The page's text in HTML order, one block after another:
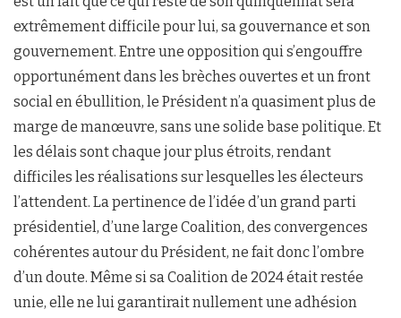
extrêmement difficile pour lui, sa gouvernance et son
gouvernement. Entre une opposition qui s’engouffre
opportunément dans les brèches ouvertes et un front
social en ébullition, le Président n’a quasiment plus de
marge de manœuvre, sans une solide base politique. Et
les délais sont chaque jour plus étroits, rendant
difficiles les réalisations sur lesquelles les électeurs
l’attendent. La pertinence de l’idée d’un grand parti
présidentiel, d’une large Coalition, des convergences
cohérentes autour du Président, ne fait donc l’ombre
d’un doute. Même si sa Coalition de 2024 était restée
unie, elle ne lui garantirait nullement une adhésion